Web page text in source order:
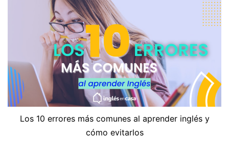
Los 10 errores más comunes al aprender inglés y
cómo evitarlos